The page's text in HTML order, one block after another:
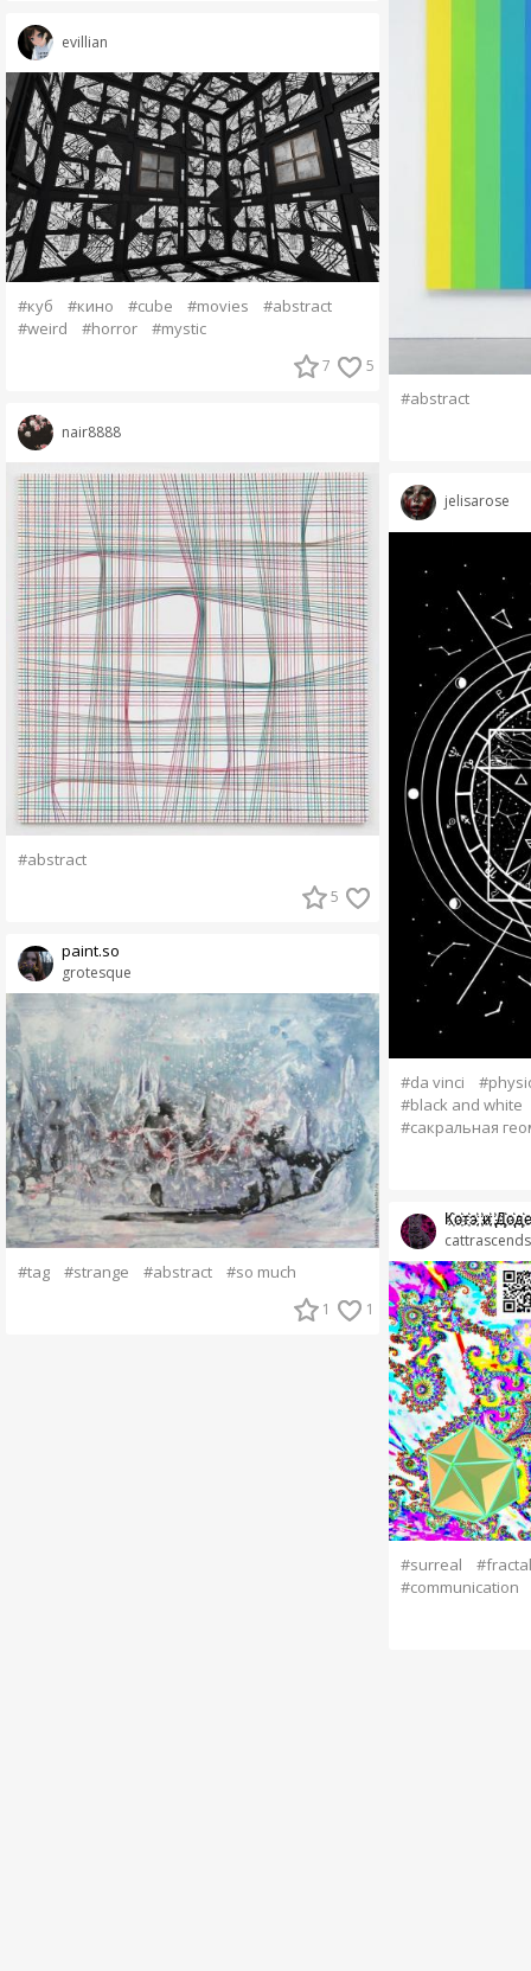
evillian
#куб #кино #cube #movies
#abstract
#weird
#horror #mystic
7 5
nair8888
#abstract
5
grotesque
paint.so
#tag #strange #abstract #so much
1 1
#abstract
jelisarose
#da vinci
#black and white
#сакральная
К҉о҉т҉э҉ ҉и҉
#surreal
#fractal
#communication